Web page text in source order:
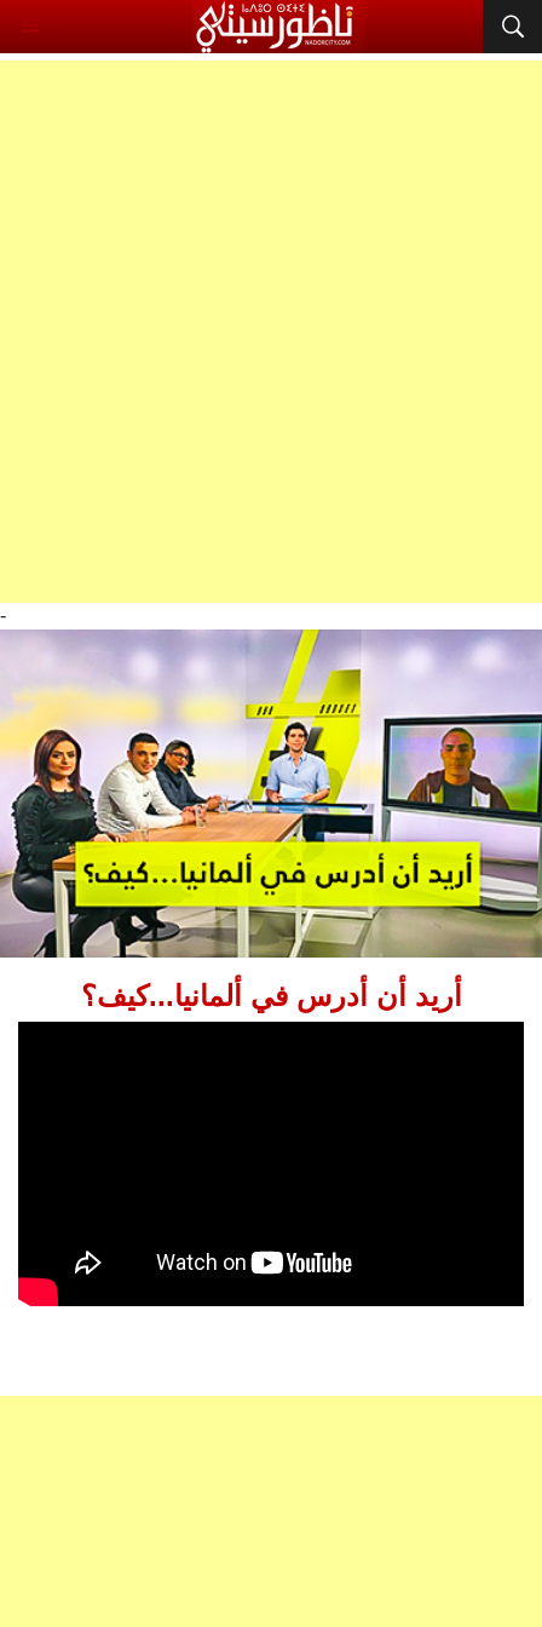
-
أريد أن أدرس في ألمانيا...كيف؟